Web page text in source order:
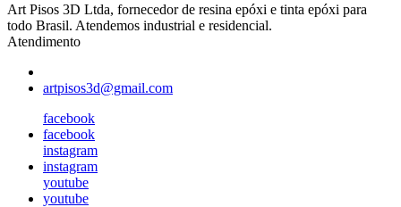
Art Pisos 3D Ltda, fornecedor de resina epóxi e tinta epóxi para
todo Brasil. Atendemos industrial e residencial.
Atendimento
artpisos3d@gmail.com
facebook
facebook
instagram
instagram
youtube
youtube